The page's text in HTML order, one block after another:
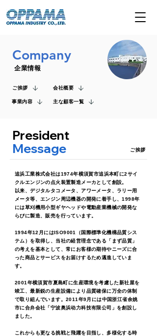
Company
企業情報
ご挨拶 会社概要
事業内容 主な顧客一覧
President
Message
ご挨拶
追浜工業株式会社は1974年横須賀市追浜本町に2サイ
クルエンジンの点火装置製造メーカとして創設。
以来、デジタルタコメータ、アワーメータ、ラリー用
メータ等、エンジン周辺機器の開発に着手し、1998年
には草刈機用小型ギヤヘッドや電動産業機械の開発な
らびに製造、販売を行っています。
1994年12月にはISO9001（国際標準化機構品質シス
テム）を取得し、当社の経営理念である「まず品質」
の考えを基本として、常にお客様の期待やニーズに合
った商品とサービスをお届けするため邁進していま
す。
2001年横須賀市夏島町に生産環境を考慮した新社屋を
竣工、最新鋭の生産設備により品質確保に万全の体制
で取り組んでいます。2011年9月には中国浙江省余姚
市に合弁会社「宁波奥浜动力科技有限公司」を創設し
ました。
これからも更なる挑戦と飛躍を目指し、多様化する時